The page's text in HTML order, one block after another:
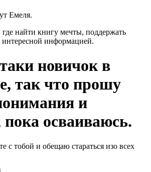
Емеля.
найти книгу мечты, поддержать
интересной информацией.
новичок в
так что прошу
и
пока осваиваюсь.
с тобой и обещаю стараться изо всех